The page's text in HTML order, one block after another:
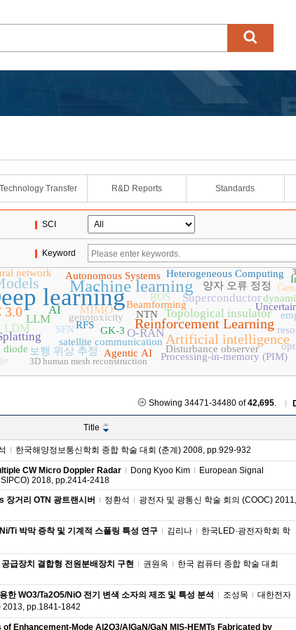
Technology Transfer R&D Reports Standards
SCI
Keyword
learning
Machine learning
Reinforcement Learning
3.0
Artificial intelligence
MIMO
AI
LLM
Topological insulator
LDM
O-RAN
Superconductor
양자 오류 정정
Disturbance observer
genotoxicity
RFS
satellite communication
보행 위상 추정
Autonomous Systems
Beamforming
network
GK-3
diode
ROS
Processing-in-memory (PIM)
NTN
Heterogeneous Computing
SFN
Agentic AI
3D human mesh reconstruction
Showing 34471-34480 of42,695.
Title
한국해양정보통신학회 종합 학술 대회 (춘계) 2008, pp.929-932
CW Micro Doppler Radar Dong Kyoo Kim
European Signal
2018, pp.2414-2418
장거리 OTN 광트랜시버 정환석
광전자 및 광통신 학술 회의 (COOC) 2011,
Ti 박막 증착 및 기계적 스폴링 특성 연구 김리나
한국LED·광전자학회 학
급장치 결합형 전원분배장치 구현 권원옥
한국 컴퓨터 종합 학술 대회
한 WO3/Ta2O5/NiO 전기 변색 소자의 제조 및 특성 분석 조성목
대한전자
2013, pp.1841-1842
Enhancement-Mode Al2O3/AlGaN/GaN MIS-HEMTs Fabricated by